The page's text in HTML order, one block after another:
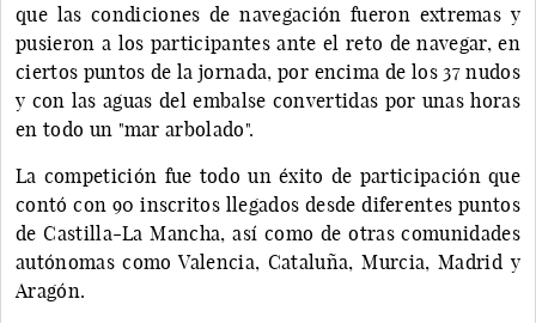
que las condiciones de navegación fueron extremas y
pusieron a los participantes ante el reto de navegar, en
ciertos puntos de la jornada, por encima de los 37 nudos
y con las aguas del embalse convertidas por unas horas
en todo un "mar arbolado".
La competición fue todo un éxito de participación que
contó con 90 inscritos llegados desde diferentes puntos
de Castilla-La Mancha, así como de otras comunidades
autónomas como Valencia, Cataluña, Murcia, Madrid y
Aragón.